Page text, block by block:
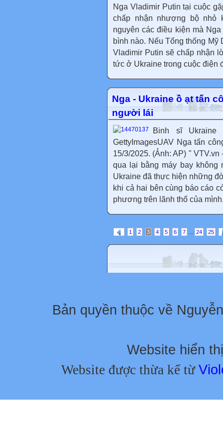
Nga Vladimir Putin tại cuộc
chấp nhận nhượng bộ nhỏ
nguyên các điều kiện mà
bình nào. Nếu Tổng thống
Vladimir Putin sẽ chấp nhận
tức ở Ukraine trong cuộc điện
Nga - Ukraine ồ ạt tấn
người lái
Binh sĩ Ukraine
GettyImagesUAV Nga tấn
15/3/2025. (Ảnh: AP) "
qua lại bằng máy bay
Ukraine đã thực hiện những
khi cả hai bên cùng báo cáo
phương trên lãnh thổ của
1 2 3 4 5 6 7 ... 24 25
Bản quyền thuộc về
Website hiển
Website được thừa kế từ